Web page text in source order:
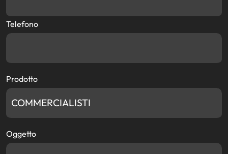
Telefono
Prodotto
Oggetto